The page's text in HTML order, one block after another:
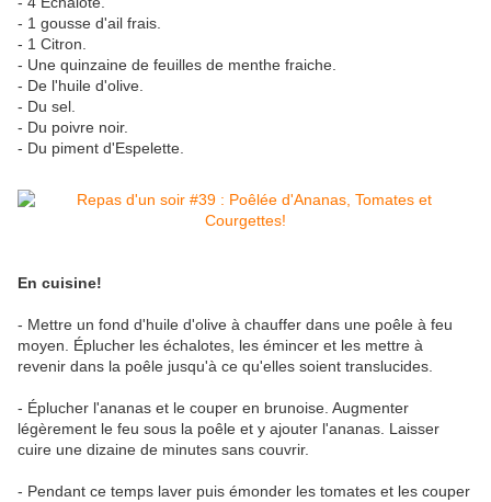
- 1 gousse d'ail frais.
- 1 Citron.
- Une quinzaine de feuilles de menthe fraiche.
- De l'huile d'olive.
- Du sel.
- Du poivre noir.
- Du piment d'Espelette.
En cuisine!
- Mettre un fond d'huile d'olive à chauffer dans une poêle à feu
moyen. Éplucher les échalotes, les émincer et les mettre à
revenir dans la poêle jusqu'à ce qu'elles soient translucides.
- Éplucher l'ananas et le couper en brunoise. Augmenter
légèrement le feu sous la poêle et y ajouter l'ananas. Laisser
cuire une dizaine de minutes sans couvrir.
- Pendant ce temps laver puis émonder les tomates et les couper